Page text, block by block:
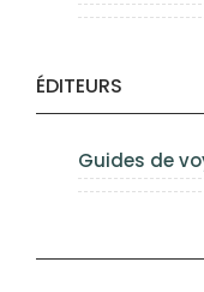
ÉDITEURS
Guides de